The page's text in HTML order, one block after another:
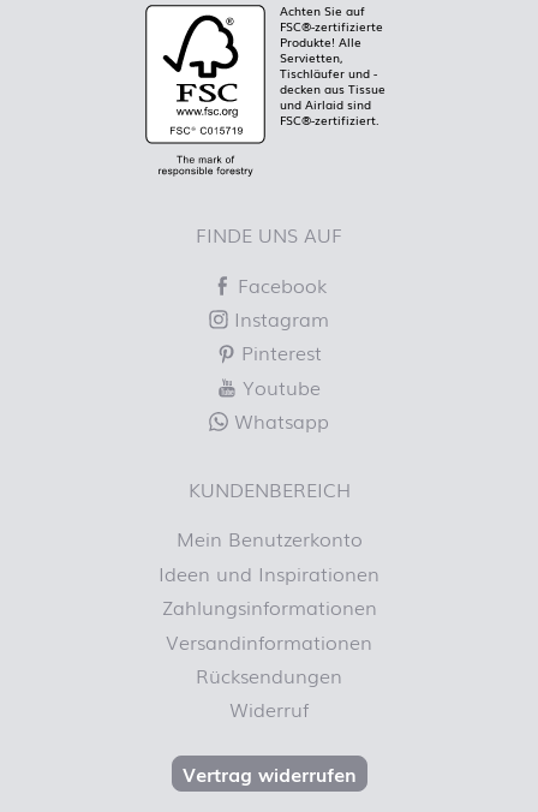
Achten Sie auf
FSC®-zertifizierte
Produkte! Alle
Servietten,
Tischläufer und -
decken aus Tissue
und Airlaid sind
FSC®-zertifiziert.
FINDE UNS AUF
Facebook
Instagram
Pinterest
Youtube
Whatsapp
KUNDENBEREICH
Mein Benutzerkonto
Ideen und Inspirationen
Zahlungsinformationen
Versandinformationen
Rücksendungen
Widerruf
Vertrag widerrufen